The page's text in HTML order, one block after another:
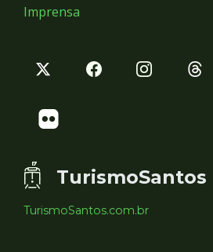
Imprensa
TurismoSantos
TurismoSantos.com.br